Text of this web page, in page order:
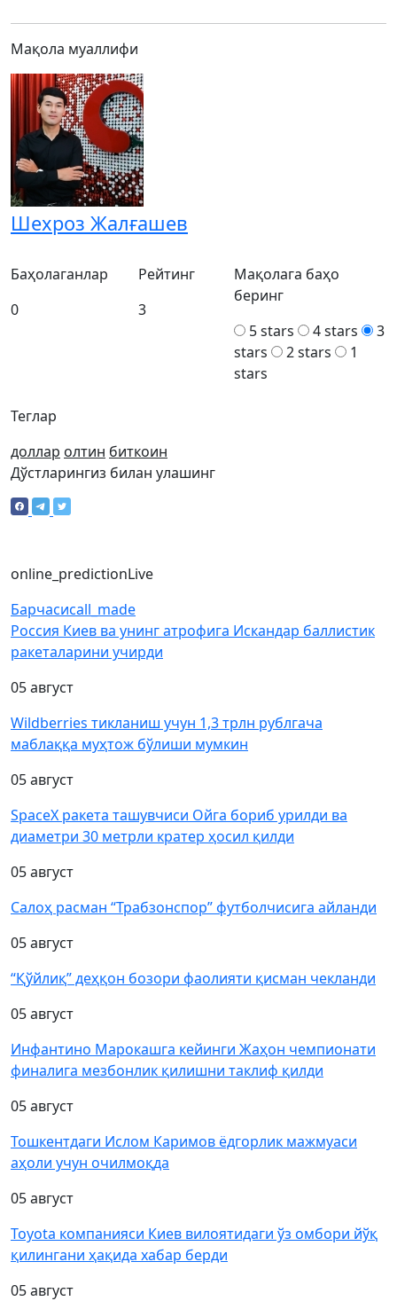
Мақола муаллифи
Шехроз Жалғашев
Теглар
доллар олтин биткоин
Баҳолаганлар
0
Рейтинг
3
Мақолага баҳо
беринг
5 stars
4 stars
3
stars
2 stars
1
stars
Дўстларингиз билан улашинг
online_predictionLive
Барчасиcall_made
Россия Киев ва унинг атрофига Искандар баллистик
ракеталарини учирди
05 август
Wildberries тикланиш учун 1,3 трлн рублгача
маблаққа муҳтож бўлиши мумкин
05 август
SpaceX ракета ташувчиси Ойга бориб урилди ва
диаметри 30 метрли кратер ҳосил қилди
05 август
Салоҳ расман “Трабзонспор” футболчисига айланди
05 август
“Қўйлиқ” деҳқон бозори фаолияти қисман чекланди
05 август
Инфантино Марокашга кейинги Жаҳон чемпионати
финалига мезбонлик қилишни таклиф қилди
05 август
Тошкентдаги Ислом Каримов ёдгорлик мажмуаси
аҳоли учун очилмоқда
05 август
Toyota компанияси Киев вилоятидаги ўз омбори йўқ
қилингани ҳақида хабар берди
05 август